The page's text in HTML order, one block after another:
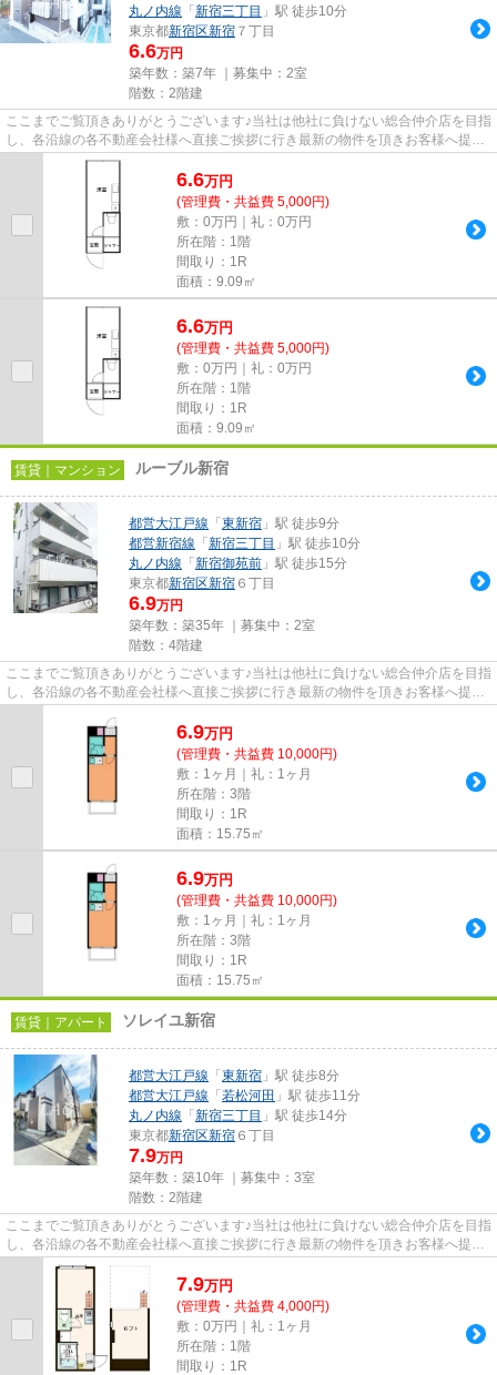
丸ノ内線 「 新宿三丁目 」駅 徒歩10分
東京都新宿区新宿 ７丁目
6.6万円
築年数：築7年 ｜募集中： 2室
階数：2階建
ここまでご覧頂きありがとうございます♪当社は他社に負けない総合仲介店を目指
し、各沿線の各不動産会社様へ直接ご挨拶に行き最新の物件を頂きお客様へ提供
しております！最新の情報は...
6.6万円
(管理費・共益費 5,000円)
敷：0万円｜礼：0万円
所在階：1階
間取り：1R
面積：9.09㎡
6.6万円
(管理費・共益費 5,000円)
敷：0万円｜礼：0万円
所在階：1階
間取り：1R
面積：9.09㎡
賃貸｜マンション ルーブル新宿
都営大江戸線 「 東新宿 」駅 徒歩9分
都営新宿線 「 新宿三丁目 」駅 徒歩10分
丸ノ内線 「 新宿御苑前 」駅 徒歩15分
東京都新宿区新宿 ６丁目
6.9万円
築年数：築35年 ｜募集中： 2室
階数：4階建
ここまでご覧頂きありがとうございます♪当社は他社に負けない総合仲介店を目指
し、各沿線の各不動産会社様へ直接ご挨拶に行き最新の物件を頂きお客様へ提供
6.9万円
(管理費・共益費 10,000円)
敷：1ヶ月｜礼：1ヶ月
所在階：3階
間取り：1R
面積：15.75㎡
6.9万円
(管理費・共益費 10,000円)
敷：1ヶ月｜礼：1ヶ月
所在階：3階
間取り：1R
面積：15.75㎡
賃貸｜アパート ソレイユ新宿
都営大江戸線 「 東新宿 」駅 徒歩8分
都営大江戸線 「 若松河田 」駅 徒歩11分
丸ノ内線 「 新宿三丁目 」駅 徒歩14分
東京都新宿区新宿 ６丁目
7.9万円
築年数：築10年 ｜募集中： 3室
階数：2階建
ここまでご覧頂きありがとうございます♪当社は他社に負けない総合仲介店を目指
し、各沿線の各不動産会社様へ直接ご挨拶に行き最新の物件を頂きお客様へ提供
しております！最新の情報は...
7.9万円
(管理費・共益費 4,000円)
敷：0万円｜礼：1ヶ月
所在階：1階
間取り：1R